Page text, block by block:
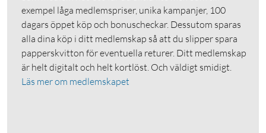
exempel låga medlemspriser, unika kampanjer, 100
dagars öppet köp och bonuscheckar. Dessutom sparas
alla dina köp i ditt medlemskap så att du slipper spara
papperskvitton för eventuella returer. Ditt medlemskap
är helt digitalt och helt kortlöst. Och väldigt smidigt.
Läs mer om medlemskapet